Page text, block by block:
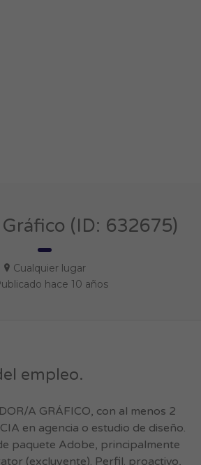
(ID: 632675)
Cualquier lugar
hace 10 años
empleo.
A GRÁFICO, con al menos 2
en agencia o estudio de diseño.
paquete Adobe, principalmente
(excluyente). Perfil. proactivo,